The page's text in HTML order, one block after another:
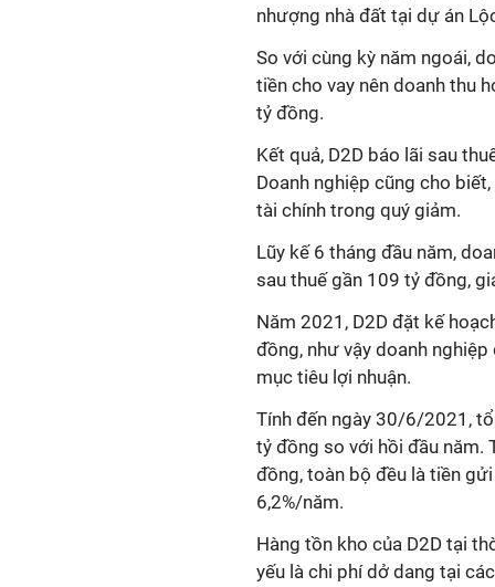
nhượng nhà đất tại dự án
So với cùng kỳ năm ngoái,
tiền cho vay nên doanh thu
tỷ đồng.
Kết quả, D2D báo lãi sau
Doanh nghiệp cũng cho
tài chính trong quý giảm.
Lũy kế 6 tháng đầu năm,
sau thuế gần 109 tỷ đồng,
Năm 2021, D2D đặt kế
đồng, như vậy doanh
mục tiêu lợi nhuận.
Tính đến ngày 30/6/2021,
tỷ đồng so với hồi đầu năm.
đồng, toàn bộ đều là tiền
6,2%/năm.
Hàng tồn kho của D2D tại
yếu là chi phí dở dang tại